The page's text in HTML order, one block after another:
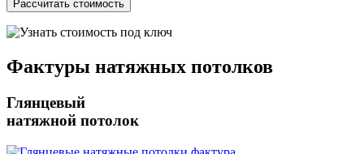
Фактуры натяжных потолков
Глянцевый
натяжной потолок